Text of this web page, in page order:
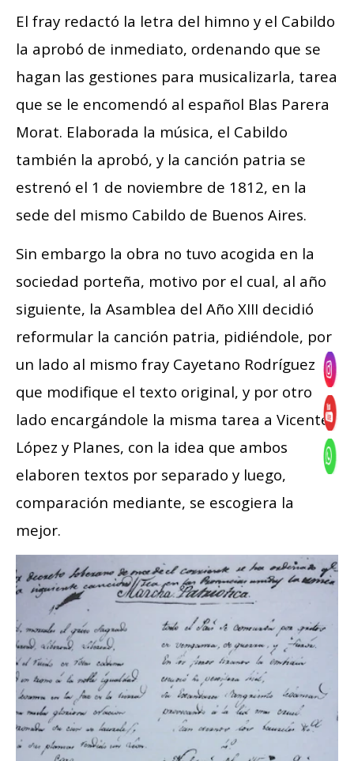
El fray redactó la letra del himno y el Cabildo
la aprobó de inmediato, ordenando que se
hagan las gestiones para musicalizarla, tarea
que se le encomendó al español Blas Parera
Morat. Elaborada la música, el Cabildo
también la aprobó, y la canción patria se
estrenó el 1 de noviembre de 1812, en la
sede del mismo Cabildo de Buenos Aires.
Sin embargo la obra no tuvo acogida en la
sociedad porteña, motivo por el cual, al año
siguiente, la Asamblea del Año XIII decidió
reformular la canción patria, pidiéndole, por
un lado al mismo fray Cayetano Rodríguez
que modifique el texto original, y por otro
lado encargándole la misma tarea a Vicente
López y Planes, con la idea que ambos
elaboren textos por separado y luego,
comparación mediante, se escogiera la
mejor.